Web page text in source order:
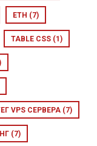
ETH (7)
TABLE CSS (1)
VPS СЕРВЕРА (7)
(7)